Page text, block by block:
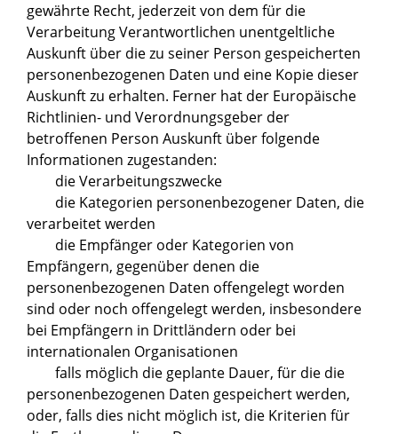
gewährte Recht, jederzeit von dem für die
Verarbeitung Verantwortlichen unentgeltliche
Auskunft über die zu seiner Person gespeicherten
personenbezogenen Daten und eine Kopie dieser
Auskunft zu erhalten. Ferner hat der Europäische
Richtlinien- und Verordnungsgeber der
betroffenen Person Auskunft über folgende
Informationen zugestanden:
die Verarbeitungszwecke
die Kategorien personenbezogener Daten, die
verarbeitet werden
die Empfänger oder Kategorien von
Empfängern, gegenüber denen die
personenbezogenen Daten offengelegt worden
sind oder noch offengelegt werden, insbesondere
bei Empfängern in Drittländern oder bei
internationalen Organisationen
falls möglich die geplante Dauer, für die die
personenbezogenen Daten gespeichert werden,
oder, falls dies nicht möglich ist, die Kriterien für